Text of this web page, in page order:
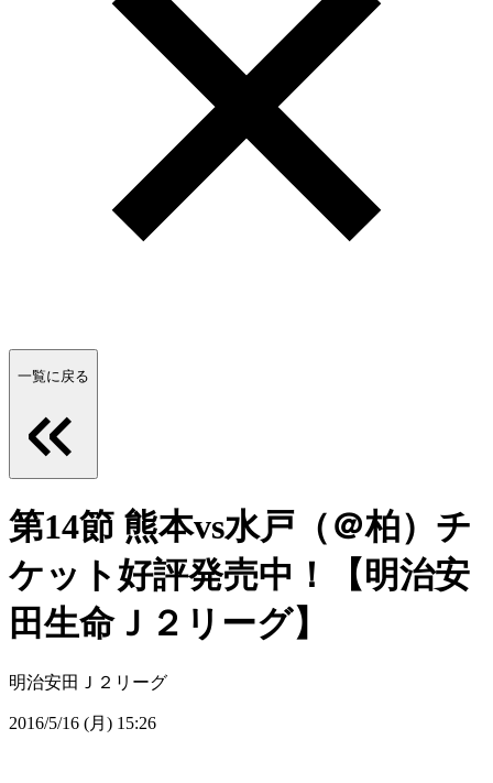
一覧に戻る
第14節 熊本vs水戸（＠柏）チ
ケット好評発売中！【明治安
田生命Ｊ２リーグ】
明治安田Ｊ２リーグ
2016/5/16 (月) 15:26